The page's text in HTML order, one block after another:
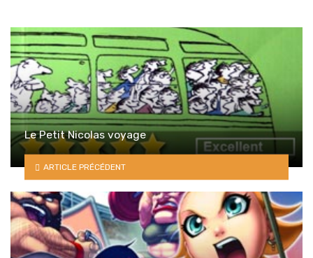
Le Petit Nicolas voyage
ARTICLE PRÉCÉDENT